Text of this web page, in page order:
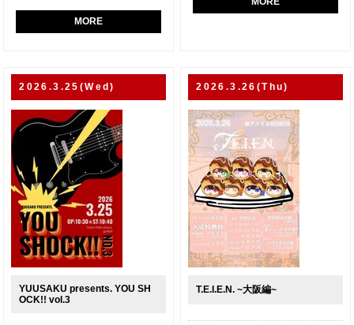
MORE
2026.3.25(Wed)
YUUSAKU presents. YOU SH
OCK!! vol.3
2026.3.26(Thu)
T.E.I.E.N. ~大阪編~